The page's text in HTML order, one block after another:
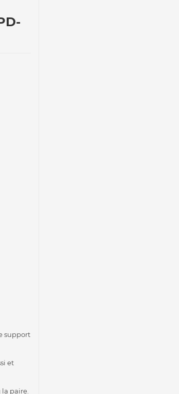
support
et
paire.